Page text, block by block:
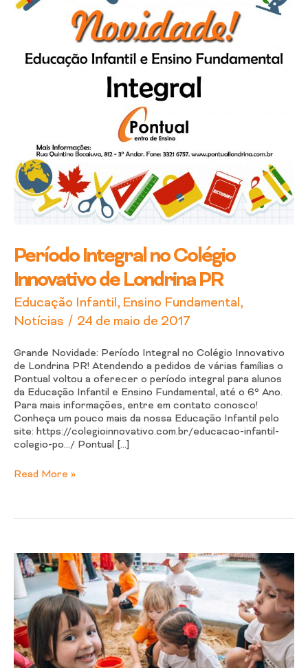
Período Integral no Colégio
Innovativo de Londrina PR
Educação Infantil, Ensino Fundamental,
Notícias / 24 de maio de 2017
Grande Novidade: Período Integral no Colégio Innovativo
de Londrina PR! Atendendo a pedidos de várias famílias o
Pontual voltou a oferecer o período integral para alunos
da Educação Infantil e Ensino Fundamental, até o 6º Ano.
Para mais informações, entre em contato conosco!
Conheça um pouco mais da nossa Educação Infantil pelo
site: https://colegioinnovativo.com.br/educacao-infantil-
colegio-po…/ Pontual […]
de
Read More »
Educação
Infantil
no
Colégio
Innovativo
em
Londrina
PR